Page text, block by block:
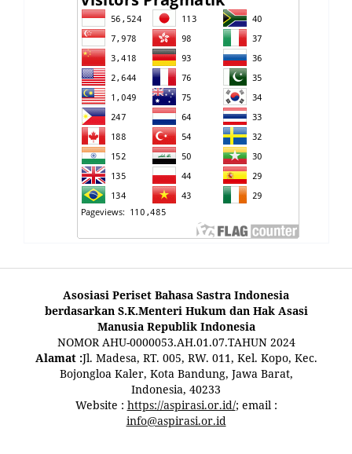
Asosiasi Periset Bahasa Sastra Indonesia
berdasarkan S.K.Menteri Hukum dan Hak Asasi
Manusia Republik Indonesia
NOMOR AHU-0000053.AH.01.07.TAHUN 2024
Alamat :Jl. Madesa, RT. 005, RW. 011, Kel. Kopo, Kec.
Bojongloa Kaler, Kota Bandung, Jawa Barat,
Indonesia, 40233
Website : https://aspirasi.or.id/; email :
info@aspirasi.or.id